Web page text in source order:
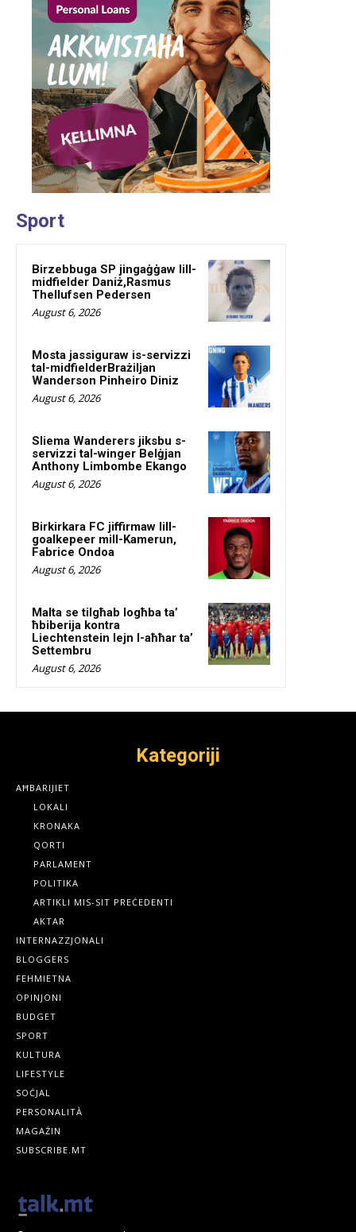
Sport
Birzebbuga SP jingaġġaw lill-
midfielder Daniż,Rasmus
Thellufsen Pedersen
August 6, 2026
Mosta jassiguraw is-servizzi
tal-midfielderBrażiljan
Wanderson Pinheiro Diniz
August 6, 2026
Sliema Wanderers jiksbu s-
servizzi tal-winger Belġjan
Anthony Limbombe Ekango
August 6, 2026
Birkirkara FC jiffirmaw lill-
goalkepeer mill-Kamerun,
Fabrice Ondoa
August 6, 2026
Malta se tilgħab logħba ta’
ħbiberija kontra
Liechtenstein lejn l-aħħar ta’
Settembru
August 6, 2026
Kategoriji
AĦBARIJIET
LOKALI
KRONAKA
QORTI
PARLAMENT
POLITIKA
ARTIKLI MIS-SIT PREĊEDENTI
AKTAR
INTERNAZZJONALI
BLOGGERS
FEHMIETNA
OPINJONI
BUDGET
SPORT
KULTURA
LIFESTYLE
SOĊJAL
PERSONALITÀ
MAGAŻIN
SUBSCRIBE.MT